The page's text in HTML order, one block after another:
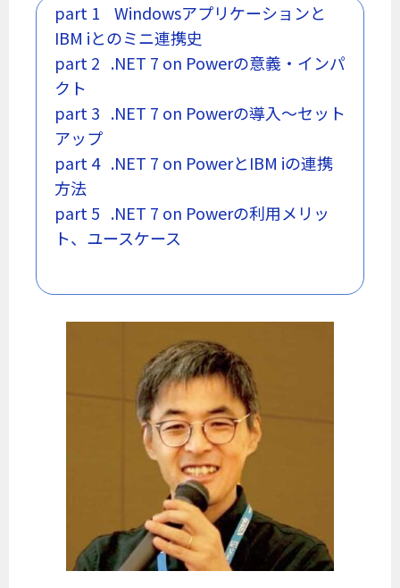
part 1 Windowsアプリケーションと
IBM iとのミニ連携史
part 2 .NET 7 on Powerの意義・インパ
クト
part 3 .NET 7 on Powerの導入～セット
アップ
part 4 .NET 7 on PowerとIBM iの連携
方法
part 5 .NET 7 on Powerの利用メリッ
ト、ユースケース